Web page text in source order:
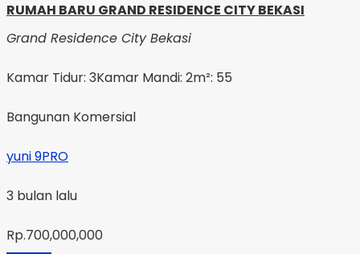
RUMAH BARU GRAND RESIDENCE CITY BEKASI
Grand Residence City Bekasi
Kamar Tidur: 3Kamar Mandi: 2m²: 55
Bangunan Komersial
yuni 9PRO
3 bulan lalu
Rp.700,000,000